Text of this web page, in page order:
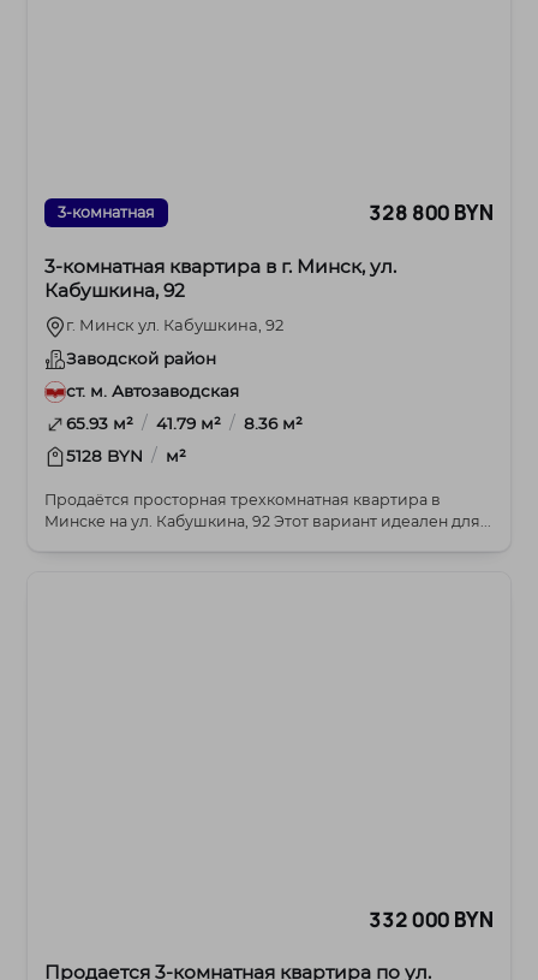
3-комнатная 328 800 BYN
3-комнатная квартира в г. Минск, ул.
Кабушкина, 92
г. Минск ул. Кабушкина, 92
Заводской район
ст. м. Автозаводская
65.93 м² / 41.79 м² / 8.36 м²
5128 BYN / м²
Продаётся просторная трехкомнатная квартира в
Минске на ул. Кабушкина, 92 Этот вариант идеален для...
332 000 BYN
Продается 3-комнатная квартира по ул.